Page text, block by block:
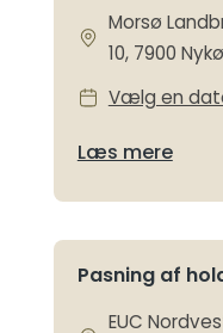
Morsø
10, 7900
Vælg en
Læs mere
Pasning af
EUC